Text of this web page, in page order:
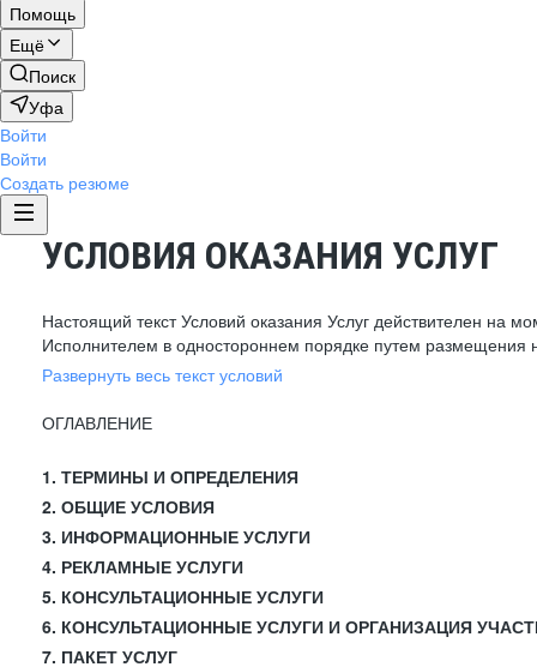
Помощь
Ещё
Поиск
Уфа
Войти
Войти
Создать резюме
УСЛОВИЯ ОКАЗАНИЯ УСЛУГ
Настоящий текст Условий оказания Услуг действителен на
Исполнителем в одностороннем порядке путем размещения
Развернуть весь текст условий
ОГЛАВЛЕНИЕ
1. ТЕРМИНЫ И ОПРЕДЕЛЕНИЯ
2. ОБЩИЕ УСЛОВИЯ
3. ИНФОРМАЦИОННЫЕ УСЛУГИ
4. РЕКЛАМНЫЕ УСЛУГИ
5. КОНСУЛЬТАЦИОННЫЕ УСЛУГИ
6. КОНСУЛЬТАЦИОННЫЕ УСЛУГИ И ОРГАНИЗАЦИЯ
7. ПАКЕТ УСЛУГ